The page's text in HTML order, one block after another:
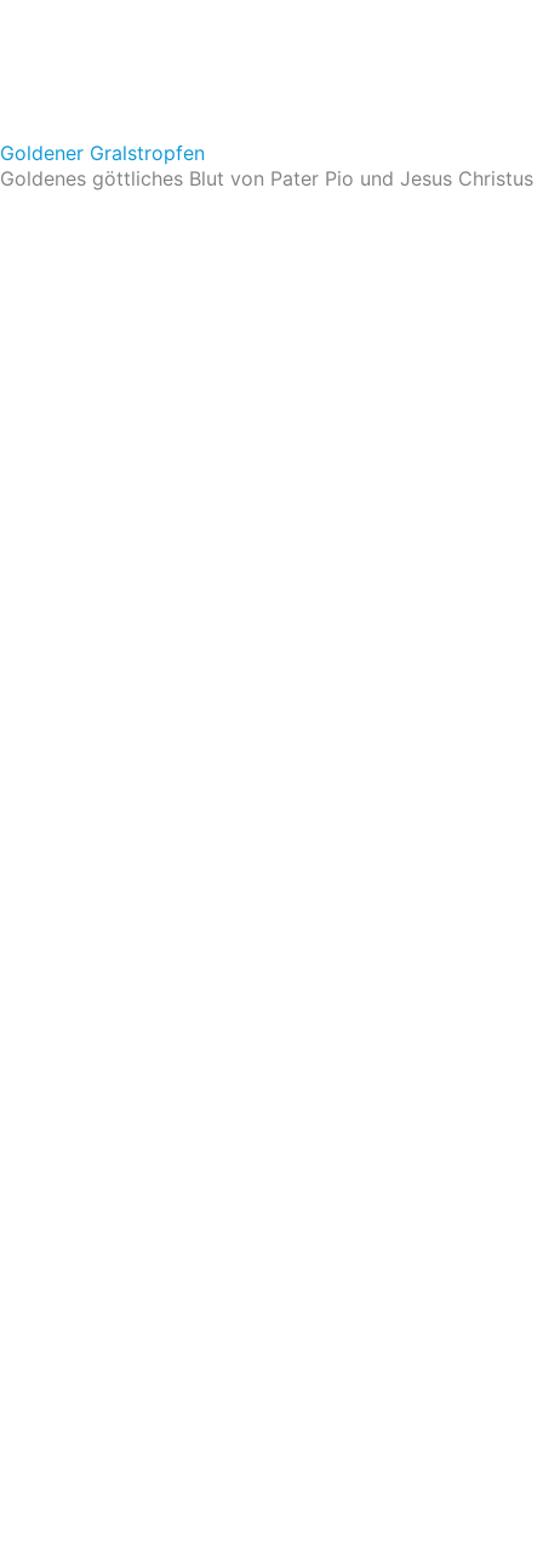
Goldener Gralstropfen
Goldenes göttliches Blut von Pater Pio und Jesus Christus